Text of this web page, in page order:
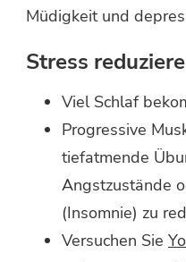
Müdigkeit und
Stress
Viel Schlaf
Progressive
tiefatmende
Angstzustände
(Insomnie) zu
Versuchen Sie